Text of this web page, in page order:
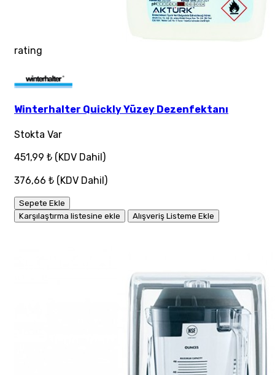
rating
Winterhalter Quickly Yüzey Dezenfektanı
Stokta Var
451,99 ₺ (KDV Dahil)
376,66 ₺ (KDV Dahil)
Sepete Ekle
Karşılaştırma listesine ekle
Alışveriş Listeme Ekle